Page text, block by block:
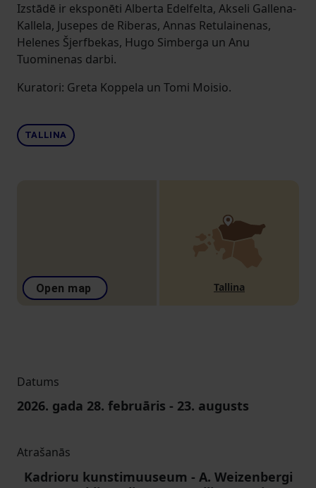
Izstādē ir eksponēti Alberta Edelfelta, Akseli Gallena-
Kallela, Jusepes de Riberas, Annas Retulainenas,
Helenes Šjerfbekas, Hugo Simberga un Anu
Tuominenas darbi.
Kuratori: Greta Koppela un Tomi Moisio.
TALLINA
Open map Tallina
Datums
2026. gada 28. februāris - 23. augusts
Atrašanās
Kadrioru kunstimuuseum - A. Weizenbergi